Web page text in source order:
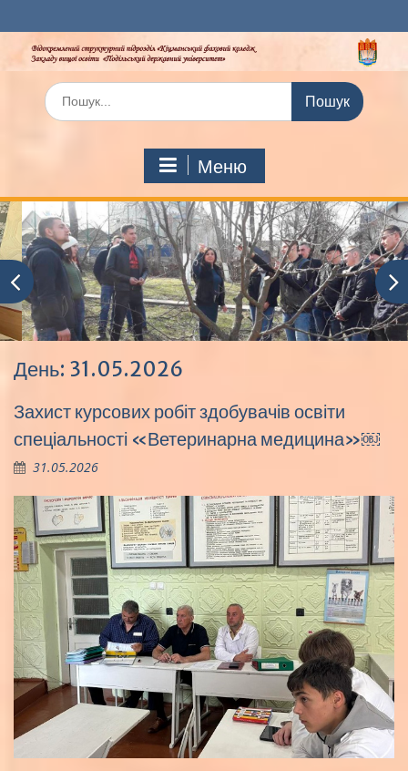
до
вмісту
Шукати:
Меню
День: 31.05.2026
Захист курсових робіт здобувачів освіти
спеціальності «Ветеринарна медицина»￼
31.05.2026